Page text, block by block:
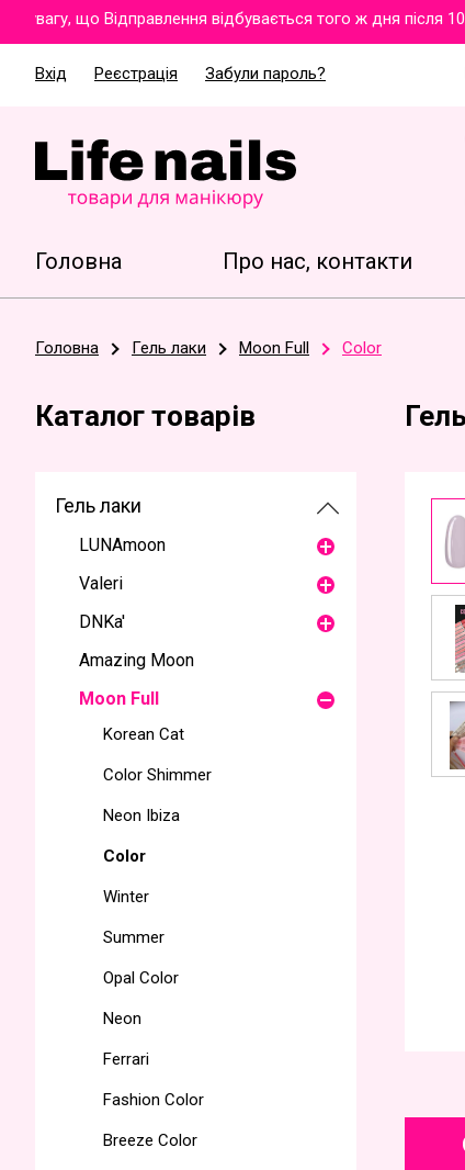
що Відправлення відбувається того ж дня після
Вхід Реєстрація Забули пароль?
Головна Про нас, контакти
Головна Гель лаки Moon Full Color
Каталог товарів
Гель лаки
LUNAmoon
Valeri
DNKa'
Amazing Moon
Moon Full
Korean Cat
Color Shimmer
Neon Ibiza
Color
Winter
Summer
Opal Color
Neon
Ferrari
Fashion Color
Breeze Color